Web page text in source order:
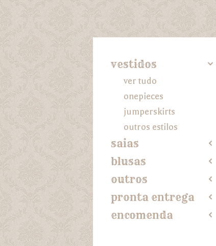
vestidos 4
ver tudo
onepieces
jumperskirts
outros estilos
saias 2
blusas 2
outros 2
pronta entrega 2
encomenda 2